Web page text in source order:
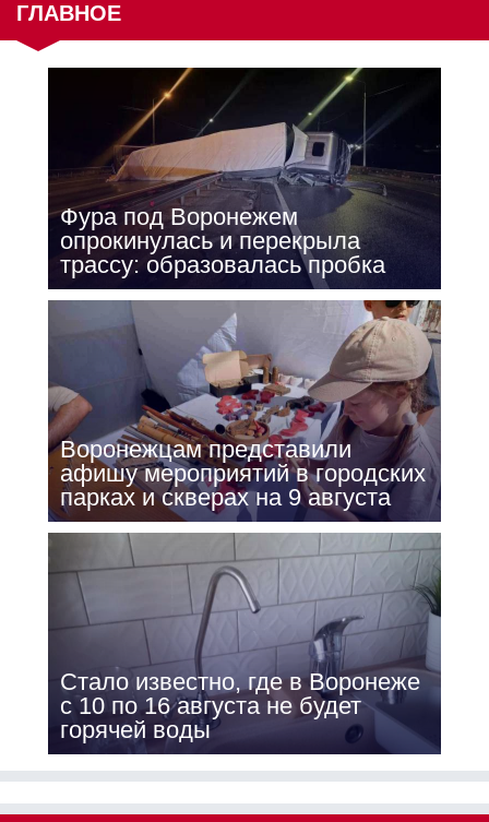
ГЛАВНОЕ
Фура под Воронежем
опрокинулась и перекрыла
трассу: образовалась пробка
Воронежцам представили
афишу мероприятий в городских
парках и скверах на 9 августа
Стало известно, где в Воронеже
с 10 по 16 августа не будет
горячей воды